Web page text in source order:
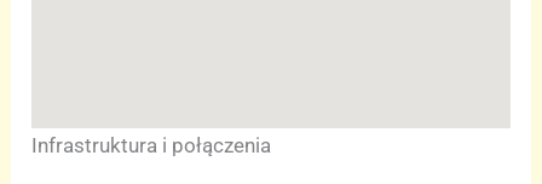
Infrastruktura i połączenia